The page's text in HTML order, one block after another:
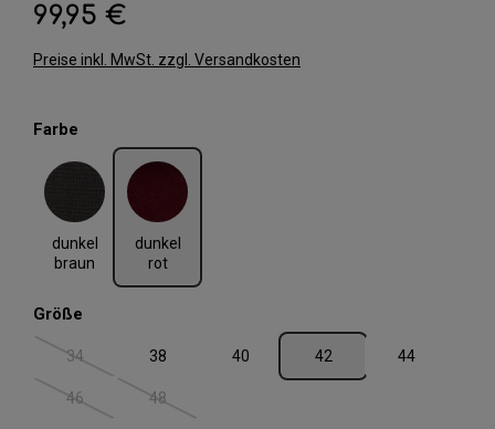
Regulärer Preis:
99,95 €
Preise inkl. MwSt. zzgl. Versandkosten
Farbe
dunkel
braun
dunkel braun
dunkel
rot
dunkel rot
Größe
34(Diese Option ist zurzeit nicht verfügbar.)
38 40 42 44
46(Diese Option ist zurzeit nicht verfügbar.)
48(Diese Option ist zurzeit nicht verfügbar.)